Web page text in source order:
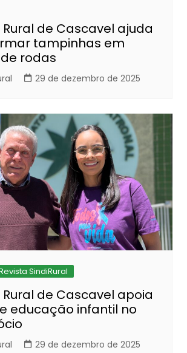
de Cascavel ajuda
tampinhas em
rodas
29 de dezembro de 2025
SindiRural
de Cascavel apoia
educação infantil no
29 de dezembro de 2025